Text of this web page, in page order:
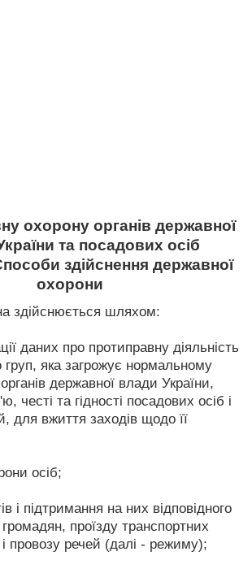
охорону органів державної
та посадових осіб
здійснення державної
охорони
здійснюється шляхом:
даних про протиправну діяльність
груп, яка загрожує нормальному
державної влади України,
честі та гідності посадових осіб і
для вжиття заходів щодо її
осіб;
і підтримання на них відповідного
проїзду транспортних
провозу речей (далі - режиму);